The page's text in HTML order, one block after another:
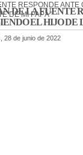
RESPONDE ANTE
DE MI PAPÁ”
DE LA FUENTE
EL HIJO
28 de junio de 2022